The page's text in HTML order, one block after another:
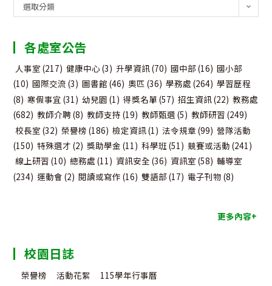
告
類
選取分類
各處室公告
人事室 (217) 健康中心(3) 升學資訊(70) 國中部 (16) 國小部
(10) 國際交流 (3) 圖書館 (46) 奧匹 (36) 學務處 (264) 學習歷程
(8) 寒假事宜 (31) 幼兒園 (1) 得獎名單 (57) 招生資訊(22) 教務處
(682) 教師介聘(8) 教師支持 (19) 教師甄選 (5) 教師研習 (249)
校長室 (32) 榮譽榜 (186) 檢定資訊(1) 法令規章 (99) 營隊活動
(150) 特殊選才 (2) 獎助學金 (11) 科學班(51) 競賽或活動 (241)
線上研習 (10) 總務處 (11) 資訊安全 (36) 資訊室 (58) 輔導室
(234) 運動會 (2) 閱讀或寫作 (16) 雙語部 (17) 電子刊物 (8)
更多內容+
校園日誌
榮譽榜 活動花絮 115學年行事曆